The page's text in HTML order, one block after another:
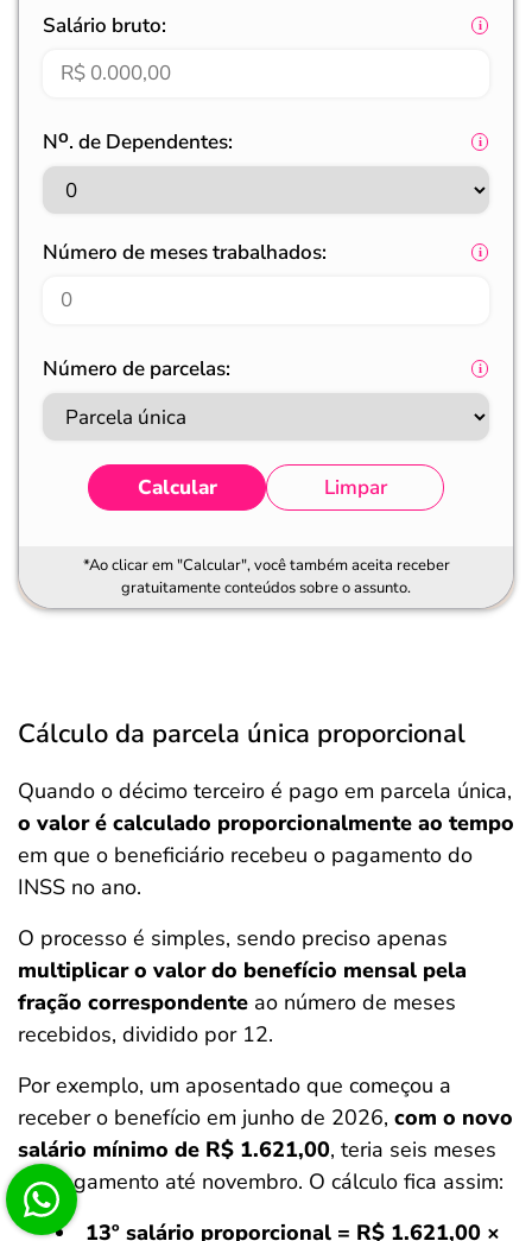
Salário bruto:
Nᴼ. de Dependentes:
Número de meses trabalhados:
Número de parcelas:
Calcular Limpar
*Ao clicar em "Calcular", você também aceita receber
gratuitamente conteúdos sobre o assunto.
Cálculo da parcela única proporcional
Quando o décimo terceiro é pago em parcela única,
o valor é calculado proporcionalmente ao tempo
em que o beneficiário recebeu o pagamento do
INSS no ano.
O processo é simples, sendo preciso apenas
multiplicar o valor do benefício mensal pela
fração correspondente ao número de meses
recebidos, dividido por 12.
Por exemplo, um aposentado que começou a
receber o benefício em junho de 2026, com o novo
salário mínimo de R$ 1.621,00, teria seis meses
de pagamento até novembro. O cálculo fica assim:
13º salário proporcional = R$ 1.621,00 ×